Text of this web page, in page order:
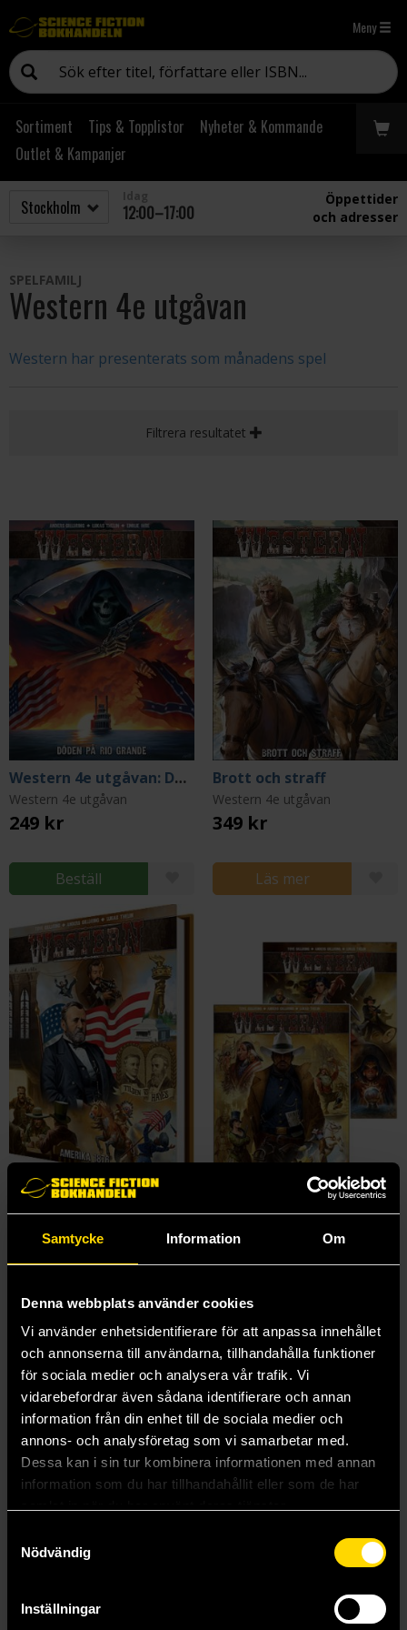
Samtycke Information Om
Denna webbplats använder cookies
Vi använder enhetsidentifierare för att anpassa innehållet
och annonserna till användarna, tillhandahålla funktioner
för sociala medier och analysera vår trafik. Vi
vidarebefordrar även sådana identifierare och annan
information från din enhet till de sociala medier och
annons- och analysföretag som vi samarbetar med.
Dessa kan i sin tur kombinera informationen med annan
information som du har tillhandahållit eller som de har
Nödvändig
Inställningar
Meny
Sortiment Tips & Topplistor
Nyheter & Kommande
Outlet & Kampanjer
12:00–17:00
Öppettider
och adresser
SPELFAMILJ
Western 4e utgåvan
Western har presenterats som månadens spel
Filtrera resultatet
Western 4e utgåvan: Döden på Rio Grande
Western 4e utgåvan
249 kr
Beställ
Brott och straff
Western 4e utgåvan
349 kr
Läs mer
Amerika 1876
Western 4e utgåvan
439 kr
Läs mer
Paket med Rollpersonen och Regelbok
Western 4e utgåvan
599 kr